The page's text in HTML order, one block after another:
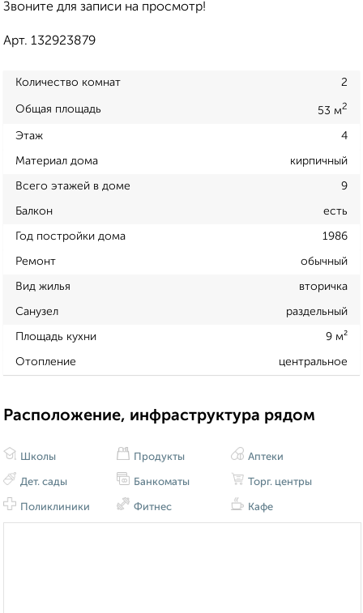
Звоните для записи на просмотр!
Арт. 132923879
Количество комнат 2
Общая площадь 53 м2
Этаж 4
Материал дома кирпичный
Всего этажей в доме 9
Балкон есть
Год постройки дома 1986
Ремонт обычный
Вид жилья вторичка
Санузел раздельный
Площадь кухни 9 м²
Отопление центральное
Расположение, инфраструктура рядом
Школы
Дет. сады
Поликлиники
Продукты
Банкоматы
Фитнес
Аптеки
Торг. центры
Кафе